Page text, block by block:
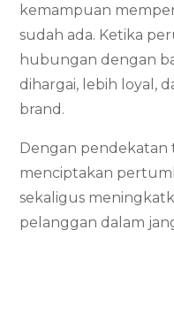
kemampuan
sudah ada. Ketika
hubungan dengan
dihargai, lebih loyal,
brand.
Dengan pendekatan
menciptakan
sekaligus
pelanggan dalam